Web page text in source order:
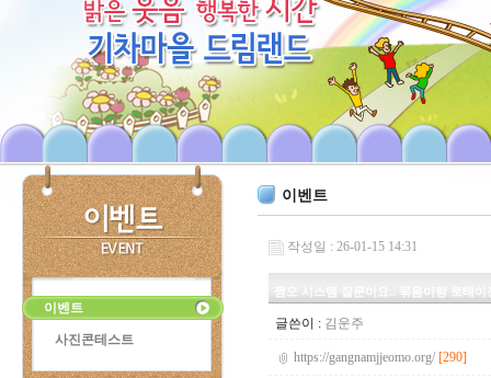
이벤트
사진콘테스트
이벤트
작성일 : 26-01-15 14:31
쩜오 시스템 질문이요.. 묶음이랑 로테이
글쓴이 : 김운주
https://gangnamjjeomo.org/ [290]